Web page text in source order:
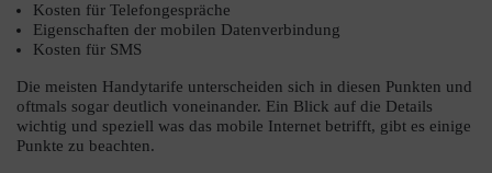
Kosten für Telefongespräche
Eigenschaften der mobilen Datenverbindung
Kosten für SMS
Die meisten Handytarife unterscheiden sich in diesen Punkten und
oftmals sogar deutlich voneinander. Ein Blick auf die Details
wichtig und speziell was das mobile Internet betrifft, gibt es einige
Punkte zu beachten.